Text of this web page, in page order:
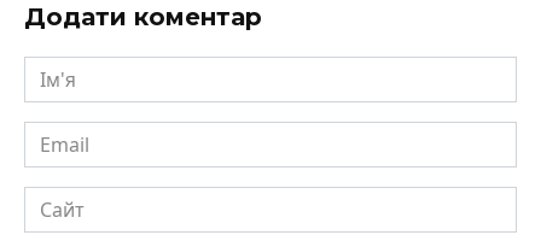
Додати коментар
Ім'я
Email
Сайт